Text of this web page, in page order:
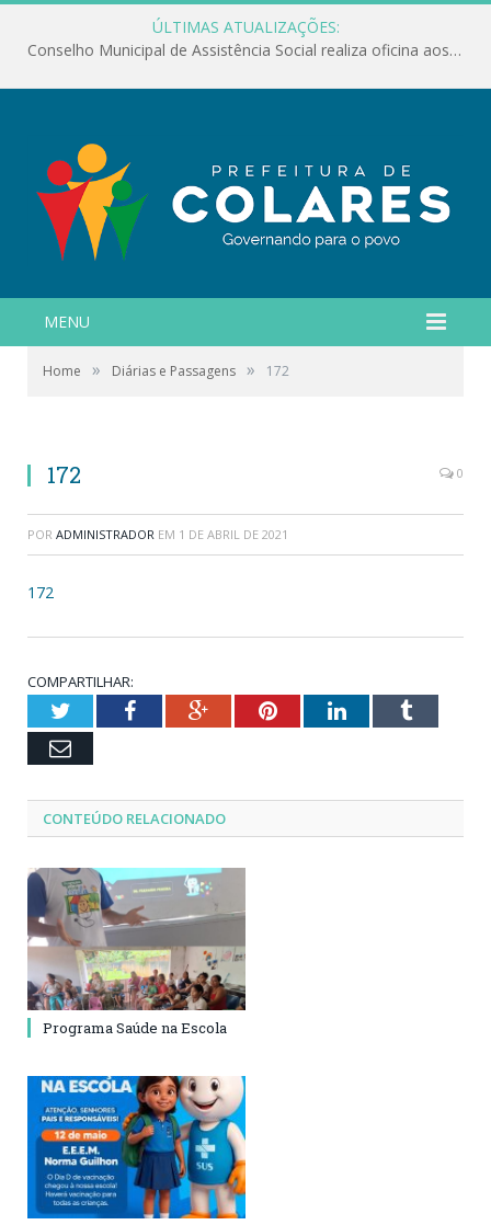
ÚLTIMAS ATUALIZAÇÕES:
Conselho Municipal de Assistência Social realiza oficina aos servidores
MENU
Home » Diárias e Passagens » 172
172 0
POR ADMINISTRADOR EM 1 DE ABRIL DE 2021
172
COMPARTILHAR:
TwitterFacebookGoogle+PinterestLinkedInTumblr
Email
CONTEÚDO RELACIONADO
Programa Saúde na Escola